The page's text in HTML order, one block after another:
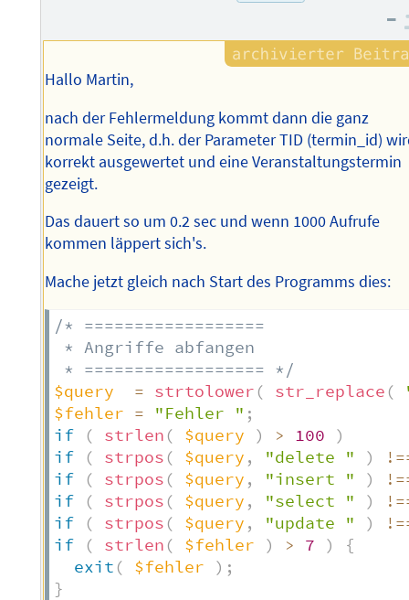
–
Hallo Martin,
nach der Fehlermeldung kommt dann die ganz
normale Seite, d.h. der Parameter TID (termin_id)
korrekt ausgewertet und eine Veranstaltungstermin
gezeigt.
Das dauert so um 0.2 sec und wenn 1000 Aufrufe
kommen läppert sich's.
Mache jetzt gleich nach Start des Programms dies:
/* ==================
* Angriffe abfangen
* ================== */
$query
= strtolower ( str_replace (
$fehler = "Fehler " ;
if
( strlen ( $query ) > 100
)
if
( strpos ( $query , "delete " )
if
( strpos ( $query , "insert " )
if
( strpos ( $query , "select " )
if
( strpos ( $query , "update " )
if
( strlen ( $fehler ) > 7 )
{
exit ( $fehler ) ;
}